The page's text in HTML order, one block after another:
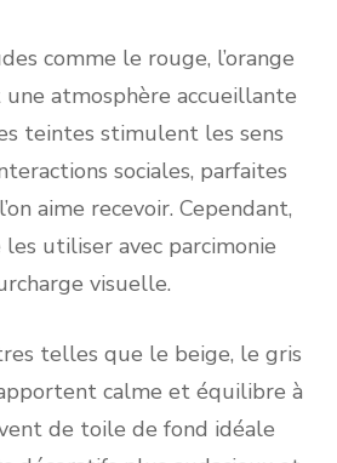
comme le rouge, l’orange
atmosphère accueillante
teintes stimulent les sens
sociales, parfaites
aime recevoir. Cependant,
utiliser avec parcimonie
visuelle.
telles que le beige, le gris
calme et équilibre à
de toile de fond idéale